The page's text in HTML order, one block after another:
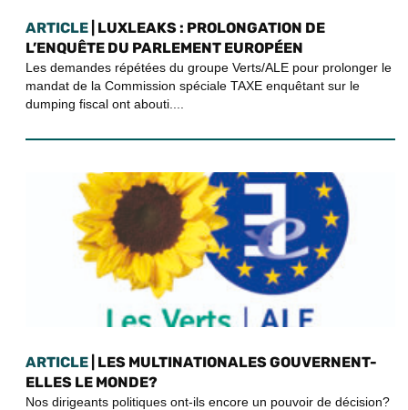
ARTICLE | LUXLEAKS : PROLONGATION DE
L’ENQUÊTE DU PARLEMENT EUROPÉEN
Les demandes répétées du groupe Verts/ALE pour prolonger le
mandat de la Commission spéciale TAXE enquêtant sur le
dumping fiscal ont abouti....
ARTICLE | LES MULTINATIONALES GOUVERNENT-
ELLES LE MONDE?
Nos dirigeants politiques ont-ils encore un pouvoir de décision?